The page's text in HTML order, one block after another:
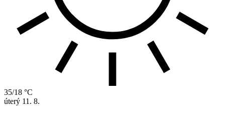
35/18 °C
úterý 11. 8.